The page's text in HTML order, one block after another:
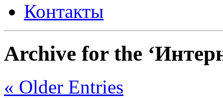
Контакты
Archive for the
« Older Entries